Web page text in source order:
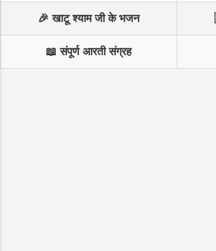
🎉 खाटू श्याम जी के भजन
📖 संपूर्ण आरती संग्रह